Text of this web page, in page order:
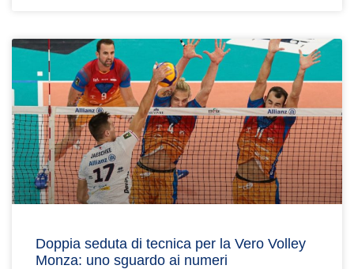
Doppia seduta di tecnica per la Vero Volley
Monza: uno sguardo ai numeri